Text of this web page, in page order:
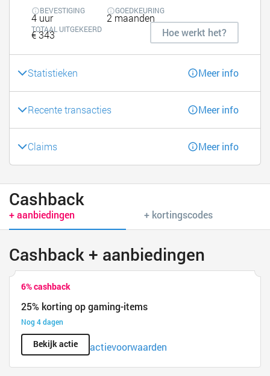
BEVESTIGING
4 uur
GOEDKEURING
2 maanden
TOTAAL UITGEKEERD
€ 343 Hoe werkt het?
Statistieken Meer info
Recente transacties Meer info
Claims Meer info
Cashback
+ aanbiedingen + kortingscodes
Cashback + aanbiedingen
6% cashback
25% korting op gaming-items
Nog 4 dagen
Bekijk actie actievoorwaarden